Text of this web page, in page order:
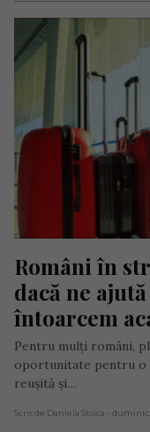
Români în
dacă ne
întoarcem
Pentru mulți români,
oportunitate pentru o
reușită și…
Scris de Daniela Stoica -